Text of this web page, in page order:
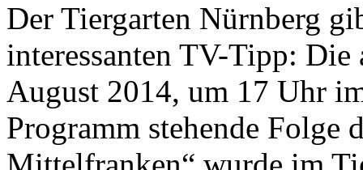
Der Tiergarten Nürnberg
interessanten TV-Tipp:
August 2014, um 17 Uhr
Programm stehende Folge